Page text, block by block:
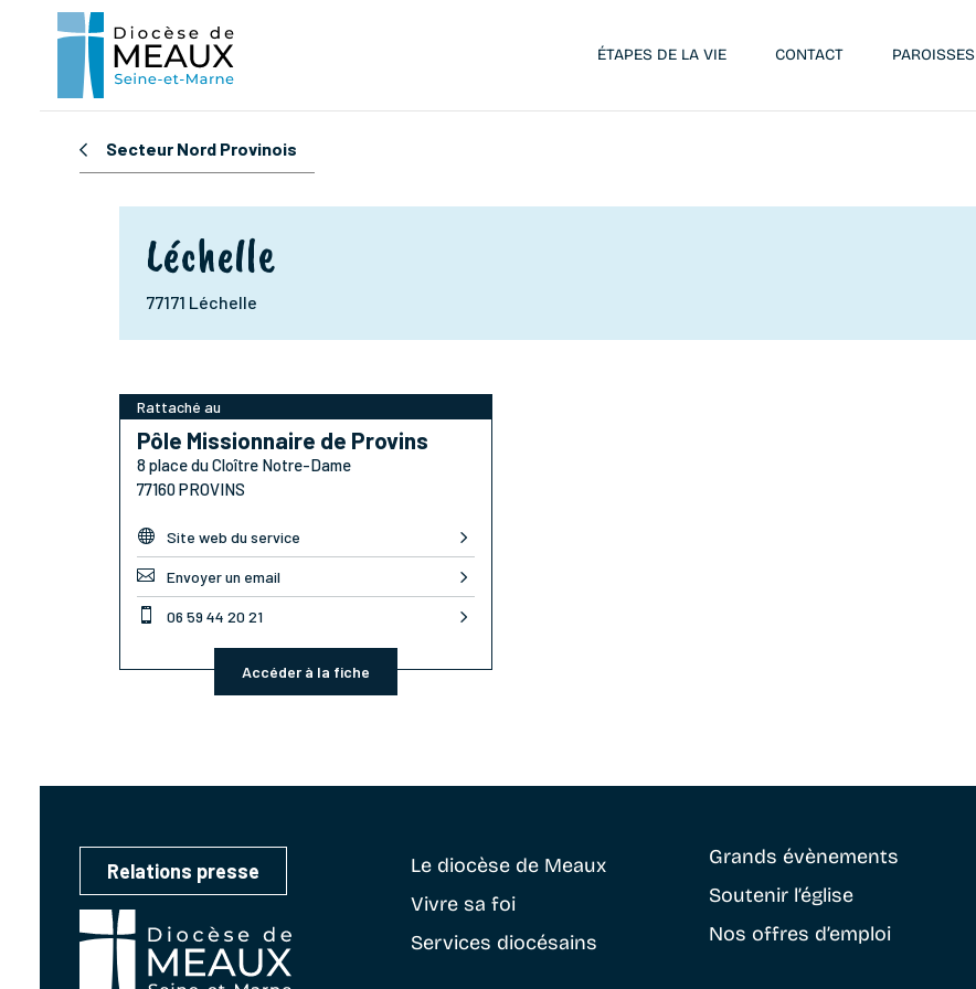
ÉTAPES DE LA VIE CONTACT PAROISSES
Secteur Nord Provinois
Léchelle
77171 Léchelle
Rattaché au
Pôle Missionnaire de Provins
8 place du Cloître Notre-Dame
77160 PROVINS
 Site web du service
 Envoyer un email
 06 59 44 20 21
Accéder à la fiche
Relations presse Le diocèse de Meaux
Vivre sa foi
Services diocésains
Grands évènements
Soutenir l’église
Nos offres d’emploi